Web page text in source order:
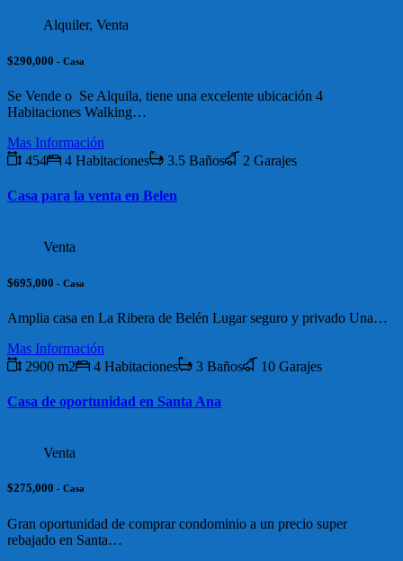
Alquiler, Venta
$290,000 - Casa
Se Vende o Se Alquila, tiene una excelente ubicación 4
Habitaciones Walking…
Mas Información
454
4 Habitaciones 3.5 Baños 2 Garajes
Casa para la venta en Belen
Venta
$695,000 - Casa
Amplia casa en La Ribera de Belén Lugar seguro y privado Una…
Mas Información
2900 m2
4 Habitaciones 3 Baños 10 Garajes
Casa de oportunidad en Santa Ana
Venta
$275,000 - Casa
Gran oportunidad de comprar condominio a un precio super
rebajado en Santa…